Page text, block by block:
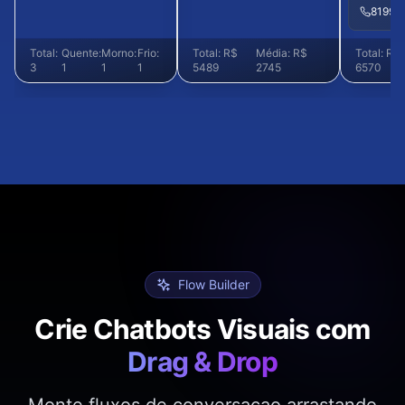
Total:
3
Quente:
1
Morno:
1
Frio:
1
Total: R$
5489
Média: R$
2745
Total: R$
6570
Flow Builder
Crie Chatbots Visuais com
Drag & Drop